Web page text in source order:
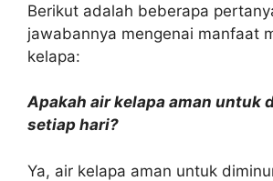
Berikut adalah beberapa
jawabannya mengenai manfaat
kelapa:
Apakah air kelapa aman untuk
setiap hari?
Ya, air kelapa aman untuk